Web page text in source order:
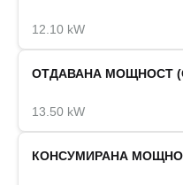
12.10 kW
ОТДАВАНА МОЩНОСТ
13.50 kW
КОНСУМИРАНА